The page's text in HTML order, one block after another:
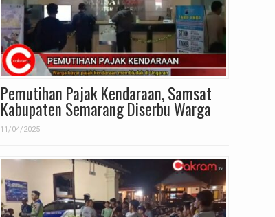
Pemutihan Pajak Kendaraan, Samsat
Kabupaten Semarang Diserbu Warga
11/04/2025